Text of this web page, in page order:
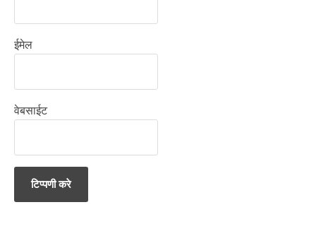
ईमेल
वेबसाईट